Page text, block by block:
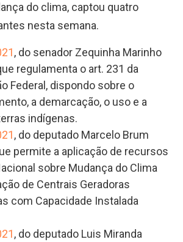
do clima, captou quatro
nesta semana.
, do senador Zequinha Marinho
regulamenta o art. 231 da
Federal, dispondo sobre o
a demarcação, o uso e a
indígenas.
, do deputado Marcelo Brum
permite a aplicação de recursos
sobre Mudança do Clima
de Centrais Geradoras
com Capacidade Instalada
, do deputado Luis Miranda